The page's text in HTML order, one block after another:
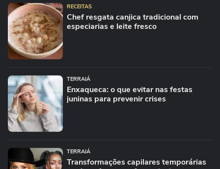
RECEITAS
Chef resgata canjica tradicional com
especiarias e leite fresco
TERRAIÁ
Enxaqueca: o que evitar nas festas
juninas para prevenir crises
TERRAIÁ
Transformações capilares temporárias